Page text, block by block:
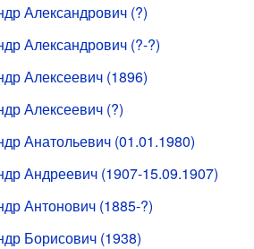
Александрович (?)
Александрович (?-?)
Алексеевич (1896)
Алексеевич (?)
Анатольевич (01.01.1980)
Андреевич (1907-15.09.1907)
Антонович (1885-?)
Борисович (1938)